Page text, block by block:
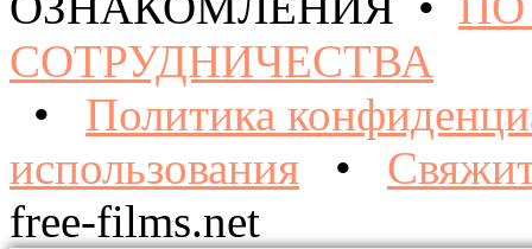
СОТРУДНИЧЕСТВА
• Политика
использования •
free-films.net